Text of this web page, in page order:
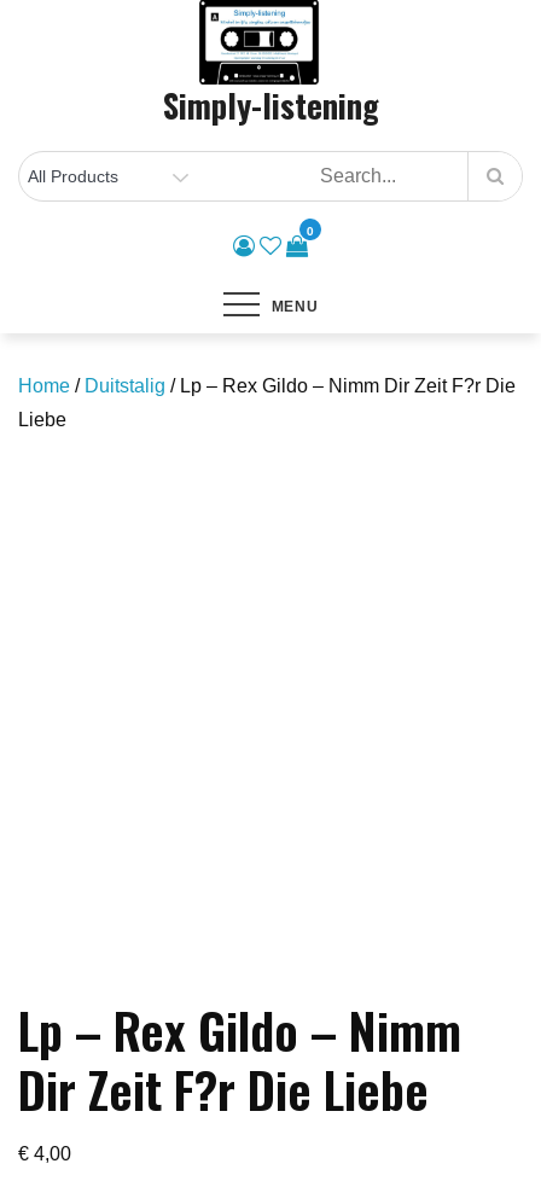
Simply-listening
0
MENU
Home / Duitstalig / Lp – Rex Gildo – Nimm Dir Zeit F?r Die
Liebe
Lp – Rex Gildo – Nimm
Dir Zeit F?r Die Liebe
€ 4,00